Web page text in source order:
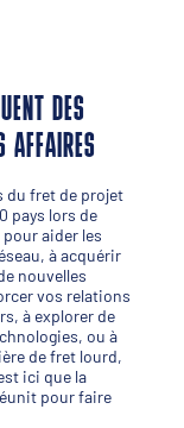
DES
AFFAIRES
du fret de projet
pays lors de
aider les
à acquérir
nouvelles
vos relations
à explorer de
ou à
de fret lourd,
ici que la
pour faire